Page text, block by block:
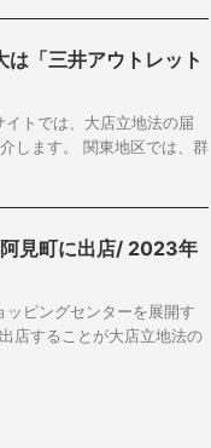
「三井アウトレット
トでは、大店立地法の届
します。 関東地区では、群
見町に出店/ 2023年
ピングセンターを展開す
店することが大店立地法の